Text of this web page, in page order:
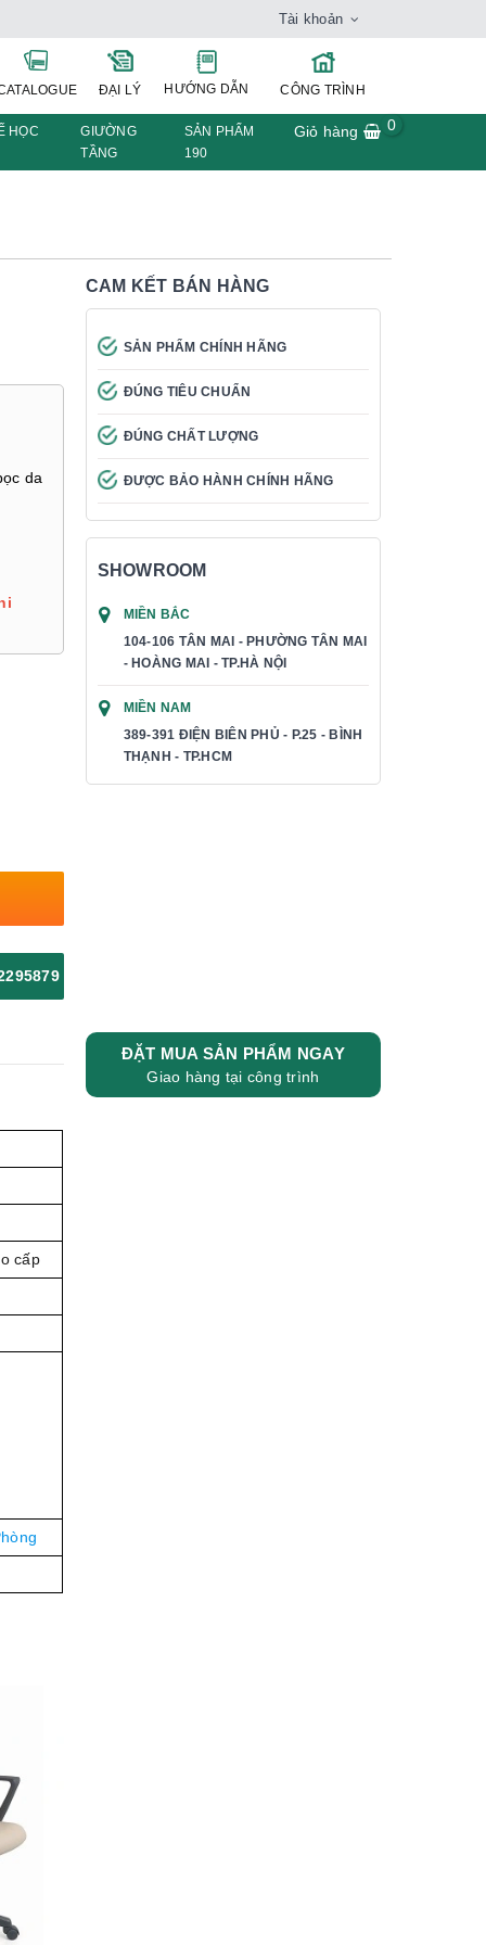
Tài khoản
ĐẠI LÝ HƯỚNG DẪN CÔNG TRÌNH
HỌC
GIƯỜNG
TẦNG
SẢN PHẨM
190
Giỏ hàng 0
da
CAM KẾT BÁN HÀNG
SẢN PHẨM CHÍNH HÃNG
ĐÚNG TIÊU CHUẨN
ĐÚNG CHẤT LƯỢNG
ĐƯỢC BẢO HÀNH CHÍNH HÃNG
SHOWROOM
MIỀN BẮC
104-106 TÂN MAI - PHƯỜNG TÂN MAI
- HOÀNG MAI - TP.HÀ NỘI
MIỀN NAM
389-391 ĐIỆN BIÊN PHỦ - P.25 - BÌNH
THẠNH - TP.HCM
cấp
ĐẶT MUA SẢN PHẨM NGAY
Giao hàng tại công trình